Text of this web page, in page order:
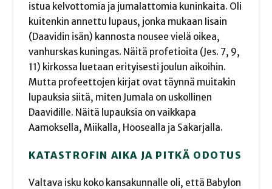
istua kelvottomia ja jumalattomia kuninkaita. Oli
kuitenkin annettu lupaus, jonka mukaan Iisain
(Daavidin isän) kannosta nousee vielä oikea,
vanhurskas kuningas. Näitä profetioita (Jes. 7, 9,
11) kirkossa luetaan erityisesti joulun aikoihin.
Mutta profeettojen kirjat ovat täynnä muitakin
lupauksia siitä, miten Jumala on uskollinen
Daavidille. Näitä lupauksia on vaikkapa
Aamoksella, Miikalla, Hoosealla ja Sakarjalla.
KATASTROFIN AIKA JA PITKÄ ODOTUS
Valtava isku koko kansakunnalle oli, että Babylon